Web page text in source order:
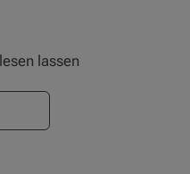
lassen